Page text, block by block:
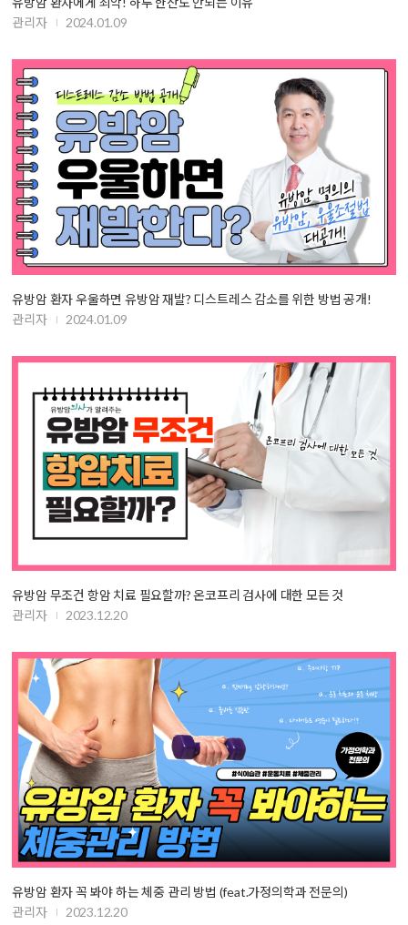
관리자
2024.01.09
유방암 환자 우울하면 유방암 재발? 디스트레스 감소를 위한 방법 공개!
관리자
2024.01.09
유방암 무조건 항암 치료 필요할까? 온코프리 검사에 대한 모든 것
관리자
2023.12.20
유방암 환자 꼭 봐야 하는 체중 관리 방법 (feat.가정의학과 전문의)
관리자
2023.12.20